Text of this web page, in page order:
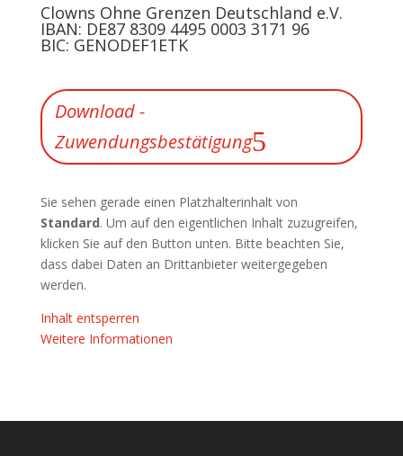
Clowns Ohne Grenzen Deutschland e.V.
IBAN: DE87 8309 4495 0003 3171 96
BIC: GENODEF1ETK
Download -
Zuwendungsbestätigung
Sie sehen gerade einen Platzhalterinhalt von
Standard. Um auf den eigentlichen Inhalt zuzugreifen,
klicken Sie auf den Button unten. Bitte beachten Sie,
dass dabei Daten an Drittanbieter weitergegeben
werden.
Inhalt entsperren
Weitere Informationen